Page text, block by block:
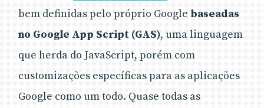
bem definidas pelo próprio Google baseadas
no Google App Script (GAS), uma linguagem
que herda do JavaScript, porém com
customizações específicas para as aplicações
Google como um todo. Quase todas as